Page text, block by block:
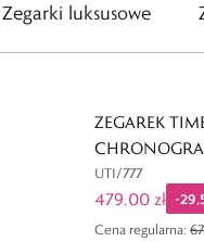
Zegarki luksusowe
ZEGAREK
UTI/777
479,00 zł -
Cena regularna: